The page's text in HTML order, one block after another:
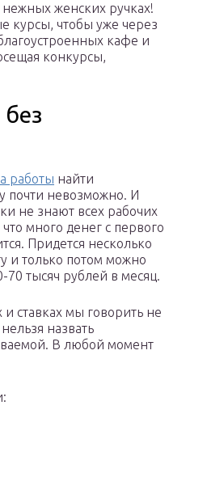
женских ручках!
курсы, чтобы уже через
кафе и
конкурсы,
работы найти
почти невозможно. И
не знают всех рабочих
много денег с первого
Придется несколько
и только потом можно
70 тысяч рублей в месяц.
ставках мы говорить не
назвать
В любой момент